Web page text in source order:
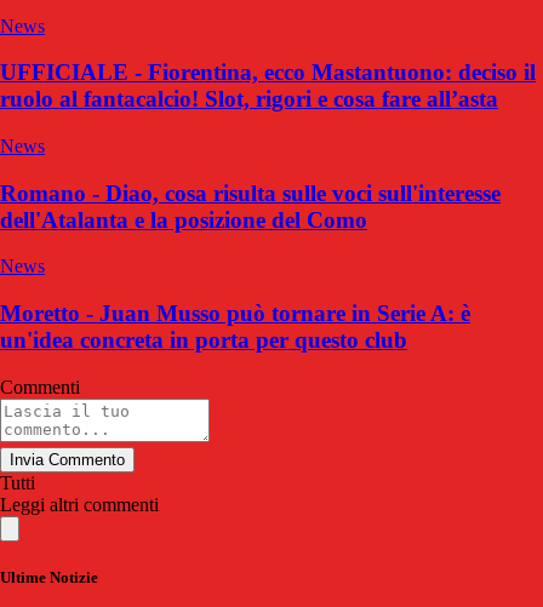
News
UFFICIALE - Fiorentina, ecco Mastantuono: deciso il
ruolo al fantacalcio! Slot, rigori e cosa fare all’asta
News
Romano - Diao, cosa risulta sulle voci sull'interesse
dell'Atalanta e la posizione del Como
News
Moretto - Juan Musso può tornare in Serie A: è
un'idea concreta in porta per questo club
Commenti
Invia Commento
Tutti
Leggi altri commenti
Ultime Notizie